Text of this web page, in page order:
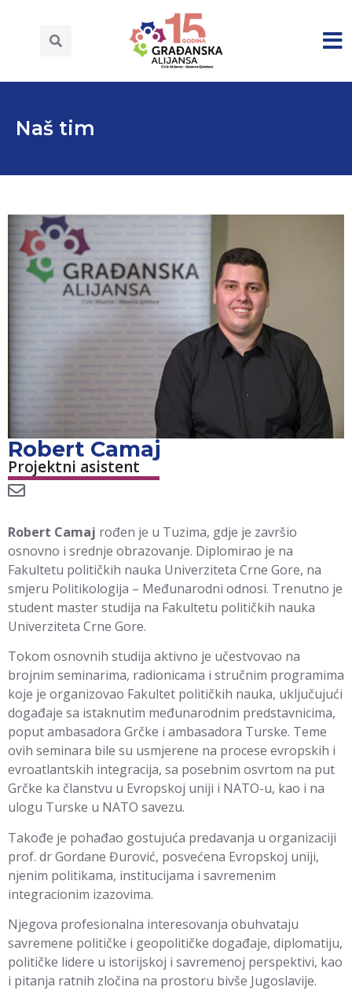
Naš tim
Robert Camaj
Projektni asistent
Robert Camaj rođen je u Tuzima, gdje je završio
osnovno i srednje obrazovanje. Diplomirao je na
Fakultetu političkih nauka Univerziteta Crne Gore, na
smjeru Politikologija – Međunarodni odnosi. Trenutno je
student master studija na Fakultetu političkih nauka
Univerziteta Crne Gore.
Tokom osnovnih studija aktivno je učestvovao na
brojnim seminarima, radionicama i stručnim programima
koje je organizovao Fakultet političkih nauka, uključujući
događaje sa istaknutim međunarodnim predstavnicima,
poput ambasadora Grčke i ambasadora Turske. Teme
ovih seminara bile su usmjerene na procese evropskih i
evroatlantskih integracija, sa posebnim osvrtom na put
Grčke ka članstvu u Evropskoj uniji i NATO-u, kao i na
ulogu Turske u NATO savezu.
Takođe je pohađao gostujuća predavanja u organizaciji
prof. dr Gordane Đurović, posvećena Evropskoj uniji,
njenim politikama, institucijama i savremenim
integracionim izazovima.
Njegova profesionalna interesovanja obuhvataju
savremene političke i geopolitičke događaje, diplomatiju,
političke lidere u istorijskoj i savremenoj perspektivi, kao
i pitanja ratnih zločina na prostoru bivše Jugoslavije.